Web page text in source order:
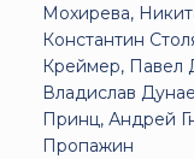
Мохирева,
Константин
Креймер, Павел
Владислав
Принц, Андрей
Пропажин